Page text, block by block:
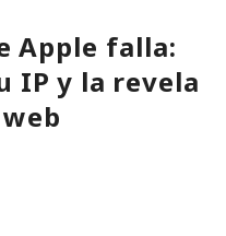
Apple falla:
IP y la revela